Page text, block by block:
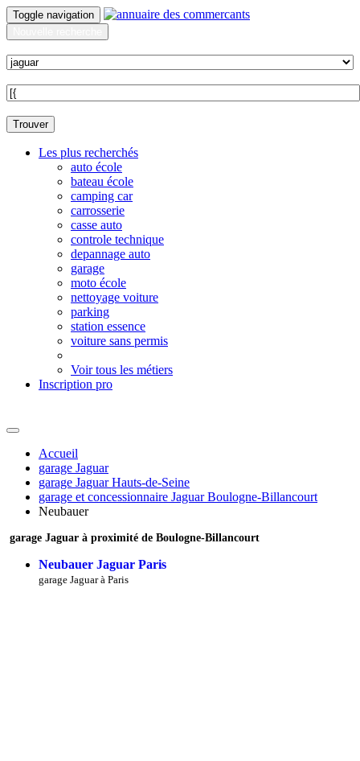
Toggle navigation
Trouver
Les plus recherchés
auto école
bateau école
camping car
carrosserie
casse auto
controle technique
depannage auto
garage
moto école
nettoyage voiture
parking
station essence
voiture sans permis
Voir tous les métiers
Inscription pro
Accueil
garage Jaguar
garage Jaguar Hauts-de-Seine
garage et concessionnaire Jaguar Boulogne-Billancourt
Neubauer
garage Jaguar à proximité de Boulogne-Billancourt
Neubauer Jaguar Paris
garage Jaguar à Paris